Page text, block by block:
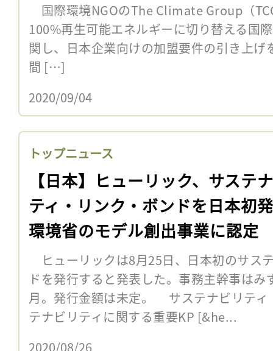
国際環境NGOのThe Climate Group（
100%再生可能エネルギーに切り替える国
関し、日本企業向けの加盟要件の引き上
間 […]
2020/09/04
トップニュース
【日本】ヒューリック、サステ
ティ・リンク・ボンドを日本初
環境省のモデル創出事業に認定
ヒューリックは8月25日、日本初のサス
ドを発行すると発表した。事務主幹事は
月。発行金額は未定。 サステナビリティ
テナビリティに関する重要KP [&he...
2020/08/26